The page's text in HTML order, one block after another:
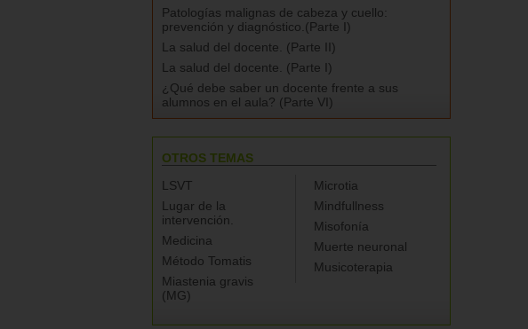
Patologías malignas de cabeza y cuello:
prevención y diagnóstico.(Parte I)
La salud del docente. (Parte II)
La salud del docente. (Parte I)
¿Qué debe saber un docente frente a sus
alumnos en el aula? (Parte VI)
OTROS TEMAS
LSVT
Lugar de la
intervención.
Medicina
Método Tomatis
Miastenia gravis
(MG)
Microtia
Mindfullness
Misofonía
Muerte neuronal
Musicoterapia